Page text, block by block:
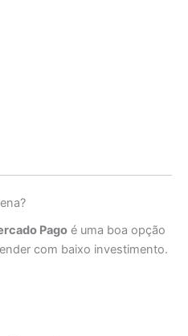
Pago é uma boa opção
com baixo investimento.